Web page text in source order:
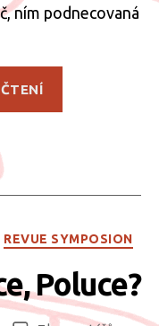
ním podnecovaná
REVUE SYMPOSION
Poluce?